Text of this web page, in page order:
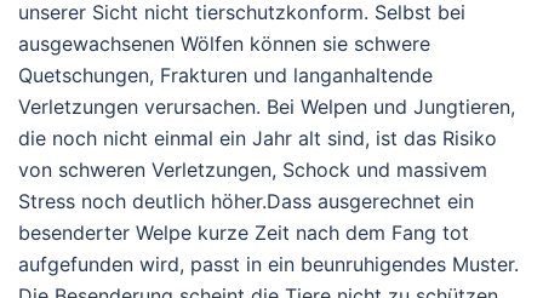
unserer Sicht nicht tierschutzkonform. Selbst bei
ausgewachsenen Wölfen können sie schwere
Quetschungen, Frakturen und langanhaltende
Verletzungen verursachen. Bei Welpen und Jungtieren,
die noch nicht einmal ein Jahr alt sind, ist das Risiko
von schweren Verletzungen, Schock und massivem
Stress noch deutlich höher.Dass ausgerechnet ein
besenderter Welpe kurze Zeit nach dem Fang tot
aufgefunden wird, passt in ein beunruhigendes Muster.